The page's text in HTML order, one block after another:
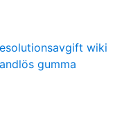
wiki
gumma